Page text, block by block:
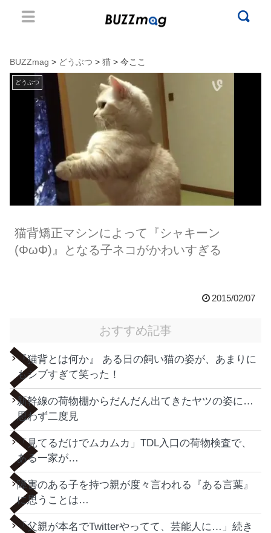
BUZZmag > どうぶつ > 猫 > 今ここ
どうぶつ
猫背矯正マシンによって『シャキーン
(ΦωΦ)』となる子ネコがかわいすぎる
2015/02/07
おすすめ記事
『猫背とは何か』 ある日の飼い猫の姿が、あまりに
もシブすぎて笑った！
新幹線の荷物棚からだんだん出てきたヤツの姿に…
思わず二度見
「見てるだけでムカムカ」TDL入口の荷物検査で、
ある一家が…
障害のある子を持つ親が度々言われる『ある言葉』
に思うことは…
「父親が本名でTwitterやってて、芸能人に…」続き